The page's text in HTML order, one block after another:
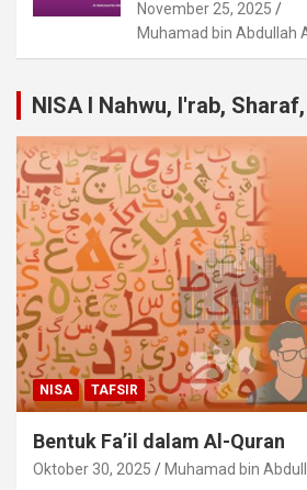
November 25, 2025
Muhamad bin Abdullah
NISA I Nahwu, I'rab,
NISA TAFSIR
Bentuk Fa’il dalam Al-Quran
Oktober 30, 2025 Muhamad bin